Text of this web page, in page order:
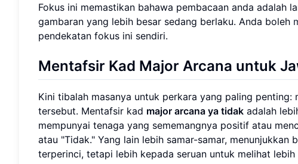
Fokus ini memastikan bahawa pembacaan anda adalah
gambaran yang lebih besar sedang berlaku. Anda boleh
pendekatan fokus ini sendiri.
Mentafsir Kad Major Arcana untuk
Kini tibalah masanya untuk perkara yang paling
tersebut. Mentafsir kad major arcana ya tidak adalah
mempunyai tenaga yang sememangnya positif atau
atau "Tidak." Yang lain lebih samar-samar,
terperinci, tetapi lebih kepada seruan untuk melihat lebih